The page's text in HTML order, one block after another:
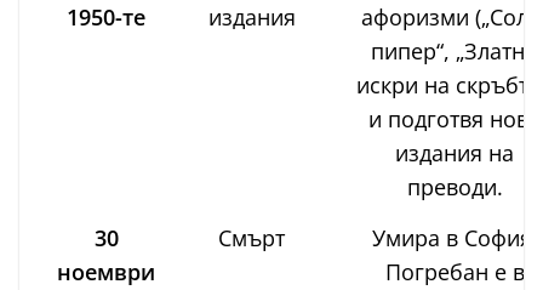
1950-те
издания
афоризми („Сол
пипер“, „Златни
искри на
и подготвя нови
издания на
преводи.
30
ноември
Смърт
Умира в София.
Погребан е в